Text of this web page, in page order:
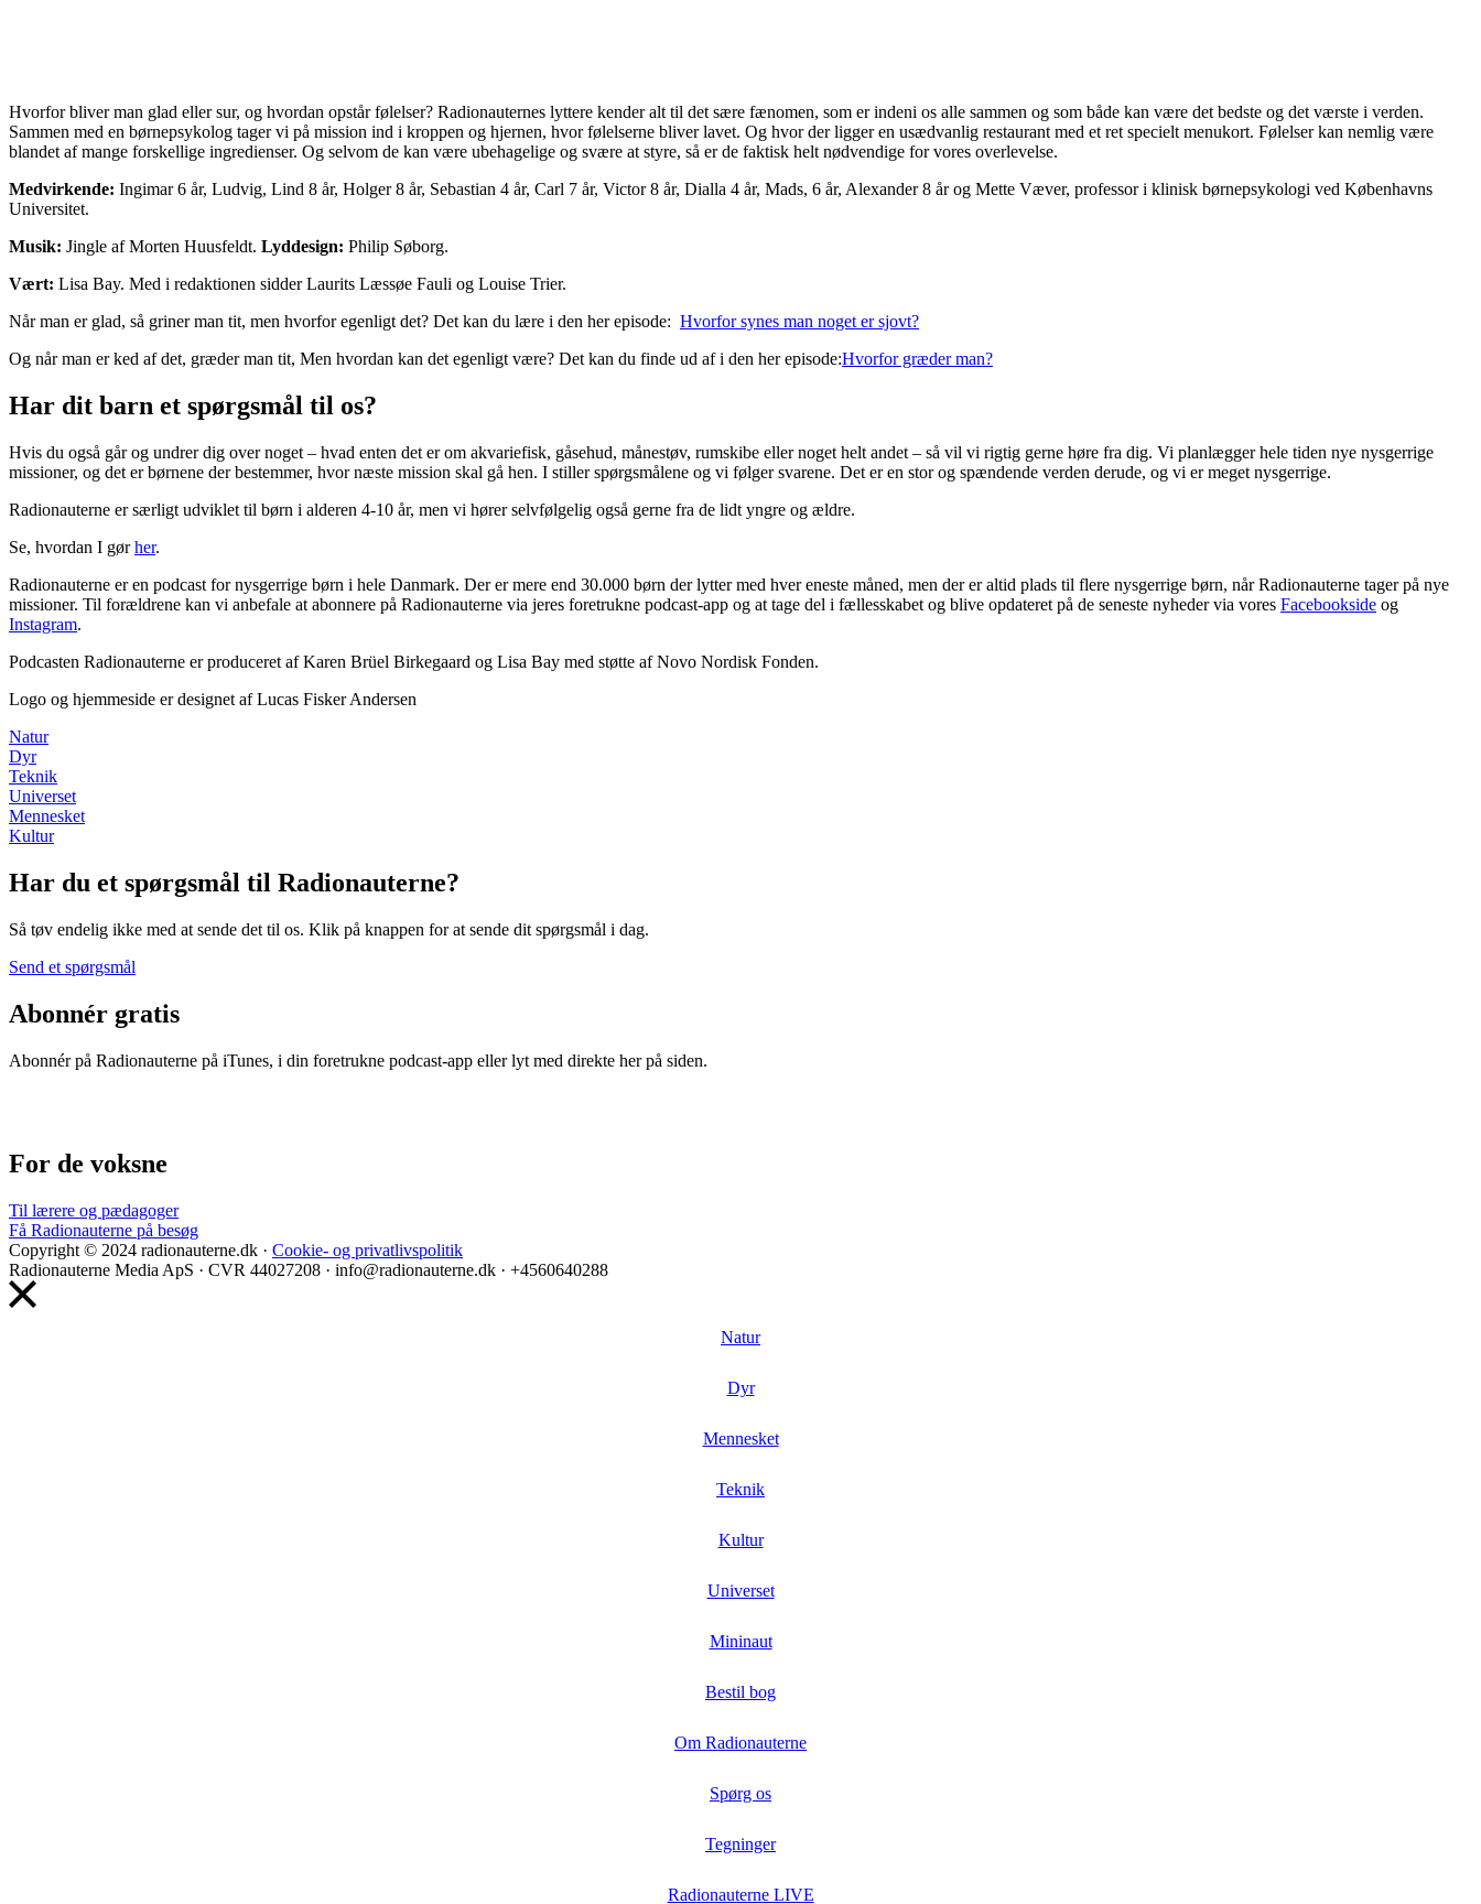
Hvorfor bliver man glad eller sur, og hvordan opstår følelser? Radionauternes lyttere kender alt til det sære fænomen, som er indeni os alle sammen og som både kan være det bedste og det værste i verden.
Sammen med en børnepsykolog tager vi på mission ind i kroppen og hjernen, hvor følelserne bliver lavet. Og hvor der ligger en usædvanlig restaurant med et ret specielt menukort. Følelser kan nemlig være
blandet af mange forskellige ingredienser. Og selvom de kan være ubehagelige og svære at styre, så er de faktisk helt nødvendige for vores overlevelse.
Medvirkende: Ingimar 6 år, Ludvig, Lind 8 år, Holger 8 år, Sebastian 4 år, Carl 7 år, Victor 8 år, Dialla 4 år, Mads, 6 år, Alexander 8 år og Mette Væver, professor i klinisk børnepsykologi ved Københavns
Universitet.
Musik: Jingle af Morten Huusfeldt. Lyddesign: Philip Søborg.
Vært: Lisa Bay. Med i redaktionen sidder Laurits Læssøe Fauli og Louise Trier.
Når man er glad, så griner man tit, men hvorfor egenligt det? Det kan du lære i den her episode: Hvorfor synes man noget er sjovt?
Og når man er ked af det, græder man tit, Men hvordan kan det egenligt være? Det kan du finde ud af i den her episode:Hvorfor græder man?
Har dit barn et spørgsmål til os?
Hvis du også går og undrer dig over noget – hvad enten det er om akvariefisk, gåsehud, månestøv, rumskibe eller noget helt andet – så vil vi rigtig gerne høre fra dig. Vi planlægger hele tiden nye nysgerrige
missioner, og det er børnene der bestemmer, hvor næste mission skal gå hen. I stiller spørgsmålene og vi følger svarene. Det er en stor og spændende verden derude, og vi er meget nysgerrige.
Radionauterne er særligt udviklet til børn i alderen 4-10 år, men vi hører selvfølgelig også gerne fra de lidt yngre og ældre.
Se, hvordan I gørher.
Radionauterne er en podcast for nysgerrige børn i hele Danmark. Der er mere end 30.000 børn der lytter med hver eneste måned, men der er altid plads til flere nysgerrige børn, når Radionauterne tager på nye
missioner. Til forældrene kan vi anbefale at abonnere på Radionauterne via jeres foretrukne podcast-app og at tage del i fællesskabet og blive opdateret på de seneste nyheder via vores Facebookside og
Instagram.
Podcasten Radionauterne er produceret af Karen Brüel Birkegaard og Lisa Bay med støtte af Novo Nordisk Fonden.
Logo og hjemmeside er designet af Lucas Fisker Andersen
Natur
Dyr
Teknik
Universet
Mennesket
Kultur
Har du et spørgsmål til Radionauterne?
Så tøv endelig ikke med at sende det til os. Klik på knappen for at sende dit spørgsmål i dag.
Send et spørgsmål
Abonnér gratis
Abonnér på Radionauterne på iTunes, i din foretrukne podcast-app eller lyt med direkte her på siden.
For de voksne
Til lærere og pædagoger
Få Radionauterne på besøg
Copyright © 2024 radionauterne.dk · Cookie- og privatlivspolitik
Radionauterne Media ApS · CVR 44027208 · info@radionauterne.dk · +4560640288
Natur
Dyr
Mennesket
Teknik
Kultur
Universet
Mininaut
Bestil bog
Om Radionauterne
Spørg os
Tegninger
Radionauterne LIVE